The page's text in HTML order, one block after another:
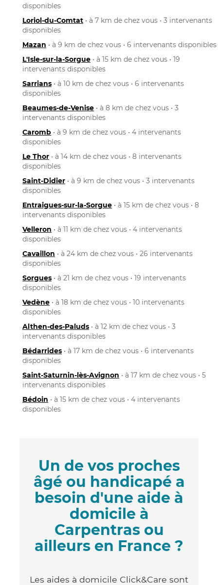
disponibles
Loriol-du-Comtat • à 7 km de chez vous • 3 intervenants
disponibles
Mazan • à 9 km de chez vous • 6 intervenants disponibles
L'Isle-sur-la-Sorgue • à 15 km de chez vous • 19
intervenants disponibles
Sarrians • à 10 km de chez vous • 6 intervenants
disponibles
Beaumes-de-Venise • à 8 km de chez vous • 3
intervenants disponibles
Caromb • à 9 km de chez vous • 4 intervenants
disponibles
Le Thor • à 14 km de chez vous • 8 intervenants
disponibles
Saint-Didier • à 9 km de chez vous • 3 intervenants
disponibles
Entraigues-sur-la-Sorgue • à 15 km de chez vous • 8
intervenants disponibles
Velleron • à 11 km de chez vous • 4 intervenants
disponibles
Cavaillon • à 24 km de chez vous • 26 intervenants
disponibles
Sorgues • à 21 km de chez vous • 19 intervenants
disponibles
Vedène • à 18 km de chez vous • 10 intervenants
disponibles
Althen-des-Paluds • à 12 km de chez vous • 3
intervenants disponibles
Bédarrides • à 17 km de chez vous • 6 intervenants
disponibles
Saint-Saturnin-lès-Avignon • à 17 km de chez vous • 5
intervenants disponibles
Bédoin • à 15 km de chez vous • 4 intervenants
disponibles
Un de vos proches
âgé ou handicapé a
besoin d'une aide à
domicile à
Carpentras ou
ailleurs en France ?
Les aides à domicile Click&Care sont